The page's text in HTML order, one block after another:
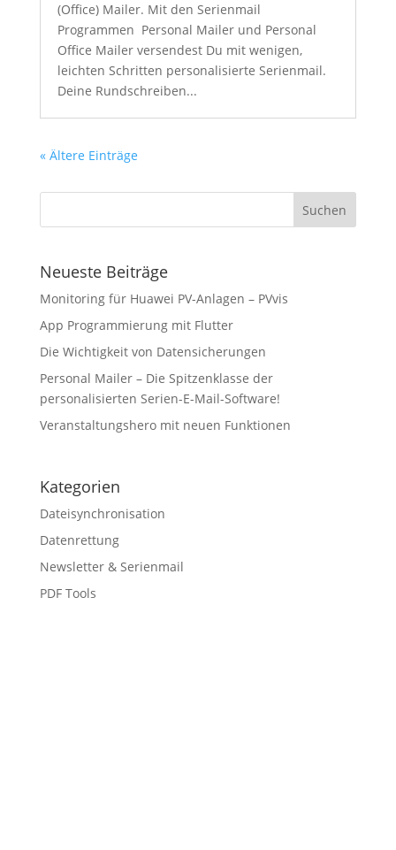
(Office) Mailer. Mit den Serienmail
Programmen Personal Mailer und Personal
Office Mailer versendest Du mit wenigen,
leichten Schritten personalisierte Serienmail.
Deine Rundschreiben...
« Ältere Einträge
Neueste Beiträge
Monitoring für Huawei PV-Anlagen – PVvis
App Programmierung mit Flutter
Die Wichtigkeit von Datensicherungen
Personal Mailer – Die Spitzenklasse der
personalisierten Serien-E-Mail-Software!
Veranstaltungshero mit neuen Funktionen
Kategorien
Dateisynchronisation
Datenrettung
Newsletter & Serienmail
PDF Tools